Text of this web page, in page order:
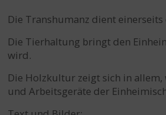
Die Transhumanz dient
Die Tierhaltung bringt den
wird.
Die Holzkultur zeigt sich in
und Arbeitsgeräte der